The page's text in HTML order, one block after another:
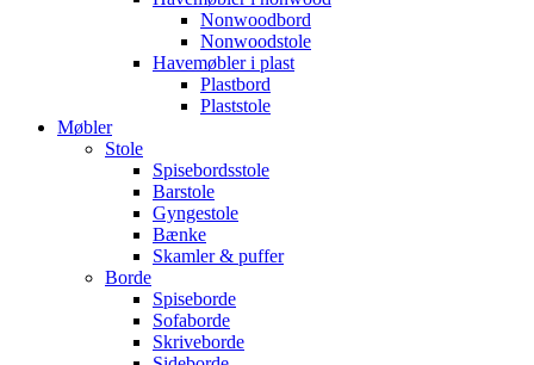
Nonwoodbord
Nonwoodstole
Havemøbler i plast
Plastbord
Plaststole
Møbler
Stole
Spisebordsstole
Barstole
Gyngestole
Bænke
Skamler & puffer
Borde
Spiseborde
Sofaborde
Skriveborde